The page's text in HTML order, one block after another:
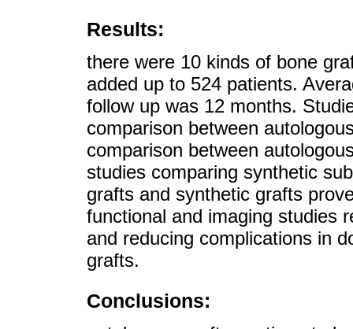
Results:
there were 10 kinds of bone
added up to 524 patients.
follow up was 12 months.
comparison between
comparison between
studies comparing synthetic
grafts and synthetic grafts
functional and imaging studies
and reducing complications in
grafts.
Conclusions: